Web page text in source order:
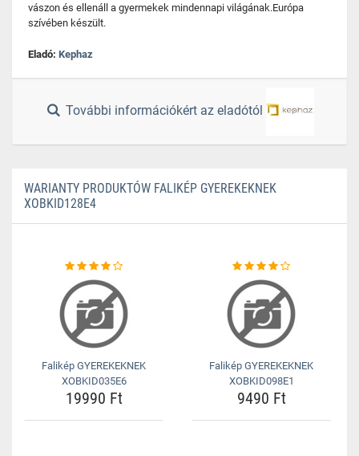
vászon és ellenáll a gyermekek mindennapi világának.Európa
szívében készült.
Eladó: Kephaz
További információkért az eladótól
WARIANTY PRODUKTÓW FALIKÉP GYEREKEKNEK
XOBKID128E4
Falikép GYEREKEKNEK
XOBKID035E6
19990 Ft
Falikép GYEREKEKNEK
XOBKID098E1
9490 Ft